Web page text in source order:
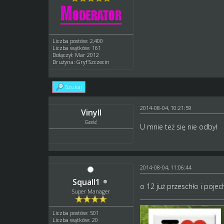
Liczba postów: 2,400
Liczba wątków: 161
Dołączył: Mar 2012
Drużyna: Gryf Szczecin
Szukaj
Vinyll
Gość
2014-08-04, 10:21:59
U mnie też się nie odbył
Squall1
Super Manager
Liczba postów: 501
Liczba wątków: 20
2014-08-04, 11:06:44
o 12 już przeschło i